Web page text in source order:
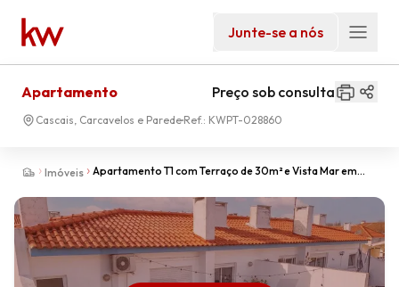
Junte-se a nós
Imóveis
Apartamento T1 com Terraço de 30m² e Vista Mar em
Apartamento Preço sob consulta
Cascais, Carcavelos e Parede Ref.: KWPT-028860